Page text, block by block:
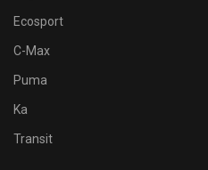
Ecosport
C-Max
Puma
Ka
Transit